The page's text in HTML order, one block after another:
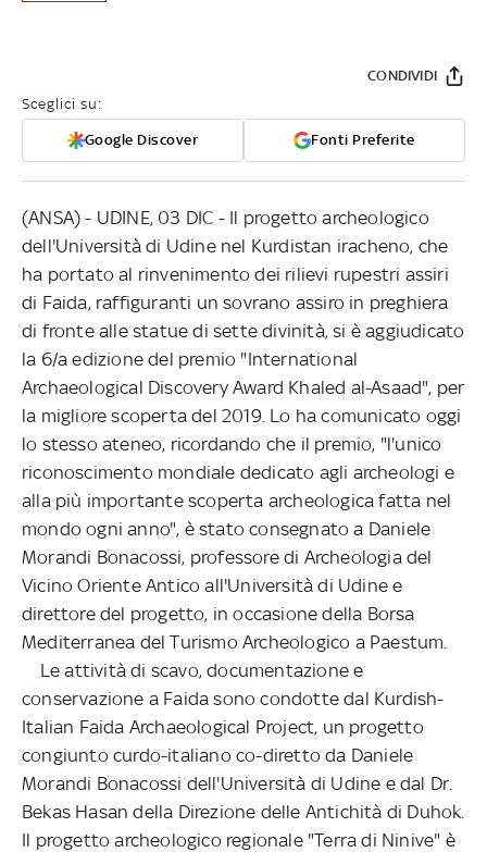
Sceglici su:
Google Discover Fonti Preferite
CONDIVIDI
(ANSA) - UDINE, 03 DIC - Il progetto archeologico
dell'Università di Udine nel Kurdistan iracheno, che
ha portato al rinvenimento dei rilievi rupestri assiri
di Faida, raffiguranti un sovrano assiro in preghiera
di fronte alle statue di sette divinità, si è aggiudicato
la 6/a edizione del premio "International
Archaeological Discovery Award Khaled al-Asaad", per
la migliore scoperta del 2019. Lo ha comunicato oggi
lo stesso ateneo, ricordando che il premio, "l'unico
riconoscimento mondiale dedicato agli archeologi e
alla più importante scoperta archeologica fatta nel
mondo ogni anno", è stato consegnato a Daniele
Morandi Bonacossi, professore di Archeologia del
Vicino Oriente Antico all'Università di Udine e
direttore del progetto, in occasione della Borsa
Mediterranea del Turismo Archeologico a Paestum.
Le attività di scavo, documentazione e
conservazione a Faida sono condotte dal Kurdish-
Italian Faida Archaeological Project, un progetto
congiunto curdo-italiano co-diretto da Daniele
Morandi Bonacossi dell'Università di Udine e dal Dr.
Bekas Hasan della Direzione delle Antichità di Duhok.
Il progetto archeologico regionale "Terra di Ninive" è